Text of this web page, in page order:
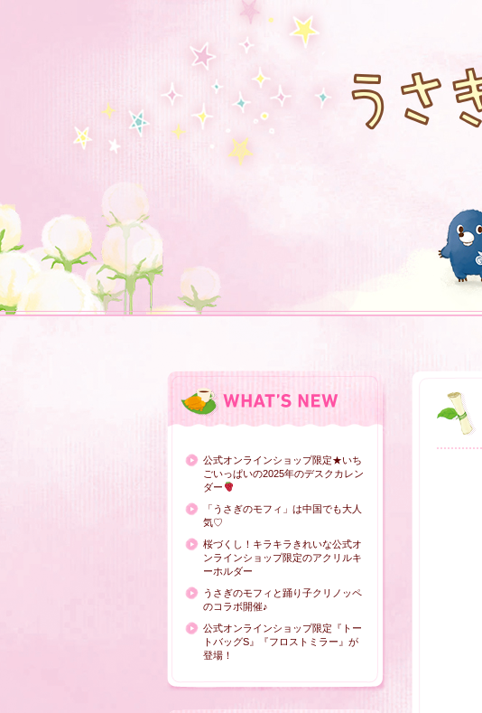
公式オンラインショップ限定★いち
ごいっぱいの2025年のデスクカレン
ダー
「うさぎのモフィ」は中国でも大人
気♡
桜づくし！キラキラきれいな公式オ
ンラインショップ限定のアクリルキ
ーホルダー
うさぎのモフィと踊り子クリノッペ
のコラボ開催♪
公式オンラインショップ限定『トー
トバッグS』『フロストミラー』が
登場！